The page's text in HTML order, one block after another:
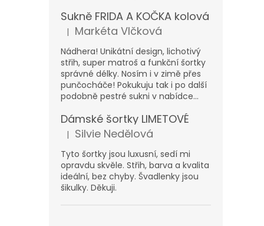
Sukně FRIDA A KOČKA kolová
Hodnocení produktu je 5 z 5 hvězdiček.
| Markéta Vlčková
Nádhera! Unikátní design, lichotivý
střih, super matroš a funkční šortky
správné délky. Nosím i v zimě přes
punčocháče! Pokukuju tak i po další
podobně pestré sukni v nabídce...
Dámské šortky LIMETOVÉ
Hodnocení produktu je 5 z 5 hvězdiček.
| Silvie Nedělová
Tyto šortky jsou luxusní, sedí mi
opravdu skvěle. Střih, barva a kvalita
ideální, bez chyby. Švadlenky jsou
šikulky. Děkuji.